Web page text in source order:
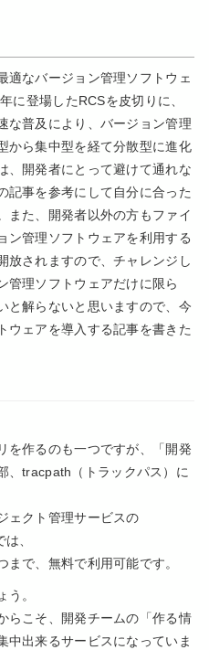
適なバージョン管理ソフトウェ
に登場したRCSを皮切りに、
な普及により、バージョン管理
から集中型を経て分散型に進化
、開発者にとって避けて通れな
記事を参考にして自分に合った
また、開発者以外の方もファイ
ン管理ソフトウェアを利用する
放されますので、チャレンジし
管理ソフトウェアだけに限ら
と解らないと思いますので、今
ウェアを導入する記事を書きた
を作るのも一つですが、「開発
、tracpath（トラックパス）に
ェクト管理サービスの
は、
で、無料で利用可能です。
う。
らこそ、開発チームの「作る情
中出来るサービスになっていま